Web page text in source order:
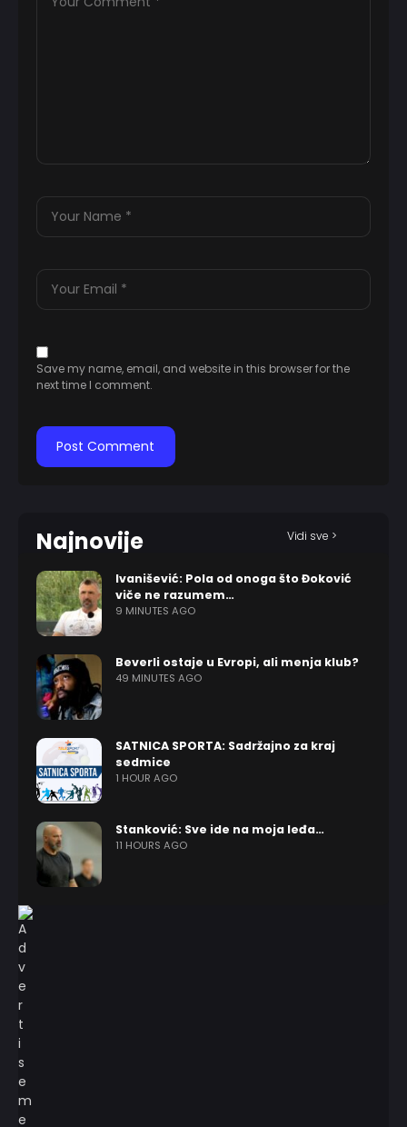
Save my name, email, and website in this browser for the
next time I comment.
Najnovije Vidi sve >
Ivanišević: Pola od onoga što Đoković
viče ne razumem…
9 MINUTES AGO
Beverli ostaje u Evropi, ali menja klub?
49 MINUTES AGO
SATNICA SPORTA: Sadržajno za kraj
sedmice
1 HOUR AGO
Stanković: Sve ide na moja leđa…
11 HOURS AGO